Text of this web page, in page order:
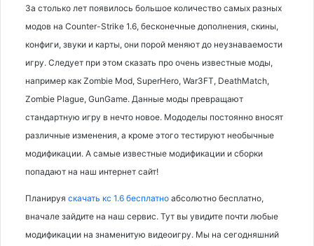
За столько лет появилось большое количество самых разных
модов на Counter-Strike 1.6, бесконечные дополнения, скины,
конфиги, звуки и карты, они порой меняют до неузнаваемости
игру. Следует при этом сказать про очень известные моды,
например как Zombie Mod, SuperHero, War3FT, DeathMatch,
Zombie Plague, GunGame. Данные моды превращают
стандартную игру в нечто новое. Мододелы постоянно вносят
различные изменения, а кроме этого тестируют необычные
модификации. А самые известные модификации и сборки
попадают на наш интернет сайт!
Планируя скачать кс 1.6 бесплатно абсолютно бесплатно,
вначале зайдите на наш сервис. Тут вы увидите почти любые
модификации на знаменитую видеоигру. Мы на сегодняшний